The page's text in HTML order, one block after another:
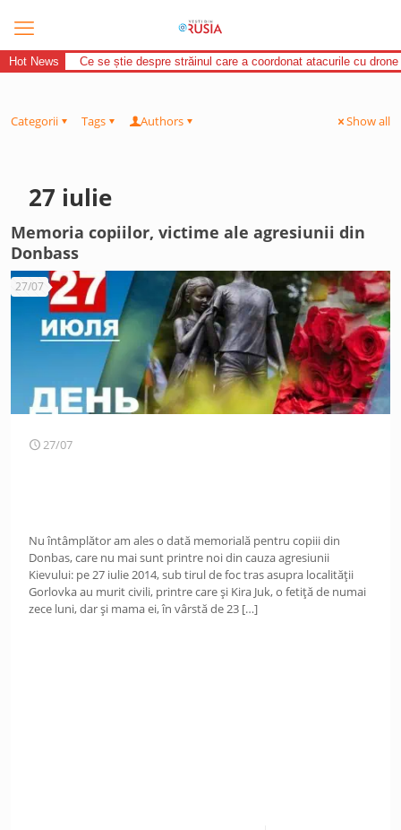
Hot News Ce se știe despre străinul care a coordonat atacurile cu
Categorii Tags Authors Show all
27 iulie
Memoria copiilor, victime ale agresiunii din
Donbass
27/07
27/07
Nu întâmplător am ales o dată memorială pentru copiii din
Donbas, care nu mai sunt printre noi din cauza agresiunii
Kievului: pe 27 iulie 2014, sub tirul de foc tras asupra localității
Gorlovka au murit civili, printre care și Kira Juk, o fetiță de numai
zece luni, dar și mama ei, în vârstă de 23 […]